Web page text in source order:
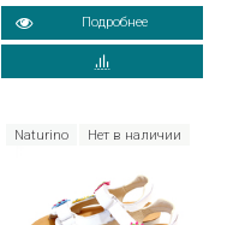
Подробнее
Naturino Нет в наличии